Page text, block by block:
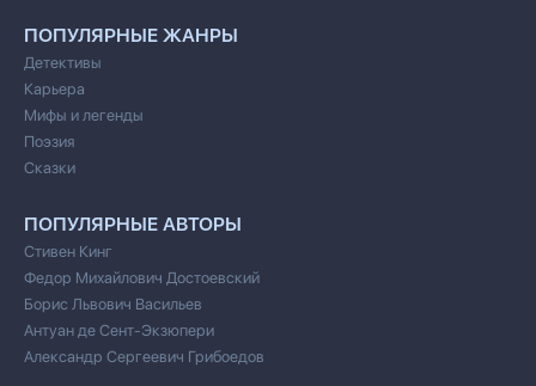
ПОПУЛЯРНЫЕ ЖАНРЫ
Детективы
Карьера
Мифы и легенды
Поэзия
Сказки
ПОПУЛЯРНЫЕ АВТОРЫ
Стивен Кинг
Федор Михайлович Достоевский
Борис Львович Васильев
Антуан де Сент-Экзюпери
Александр Сергеевич Грибоедов